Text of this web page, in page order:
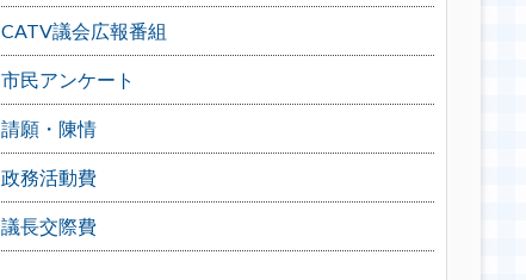
CATV議会広報番組
市民アンケート
請願・陳情
政務活動費
議長交際費